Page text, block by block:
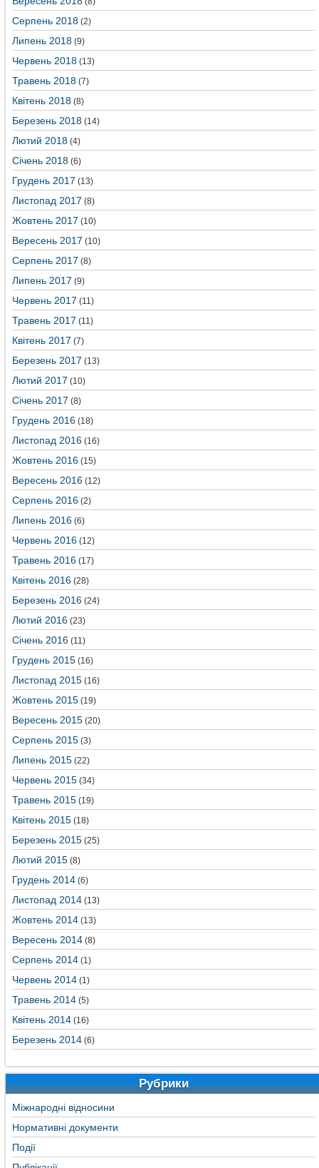
Серпень 2018 (2)
Липень 2018 (9)
Червень 2018 (13)
Травень 2018 (7)
Квітень 2018 (8)
Березень 2018 (14)
Лютий 2018 (4)
Січень 2018 (6)
Грудень 2017 (13)
Листопад 2017 (8)
Жовтень 2017 (10)
Вересень 2017 (10)
Серпень 2017 (8)
Липень 2017 (9)
Червень 2017 (11)
Травень 2017 (11)
Квітень 2017 (7)
Березень 2017 (13)
Лютий 2017 (10)
Січень 2017 (8)
Грудень 2016 (18)
Листопад 2016 (16)
Жовтень 2016 (15)
Вересень 2016 (12)
Серпень 2016 (2)
Липень 2016 (6)
Червень 2016 (12)
Травень 2016 (17)
Квітень 2016 (28)
Березень 2016 (24)
Лютий 2016 (23)
Січень 2016 (11)
Грудень 2015 (16)
Листопад 2015 (16)
Жовтень 2015 (19)
Вересень 2015 (20)
Серпень 2015 (3)
Липень 2015 (22)
Червень 2015 (34)
Травень 2015 (19)
Квітень 2015 (18)
Березень 2015 (25)
Лютий 2015 (8)
Грудень 2014 (6)
Листопад 2014 (13)
Жовтень 2014 (13)
Вересень 2014 (8)
Серпень 2014 (1)
Червень 2014 (1)
Травень 2014 (5)
Квітень 2014 (16)
Березень 2014 (6)
Рубрики
Міжнародні відносини
Нормативні документи
Події